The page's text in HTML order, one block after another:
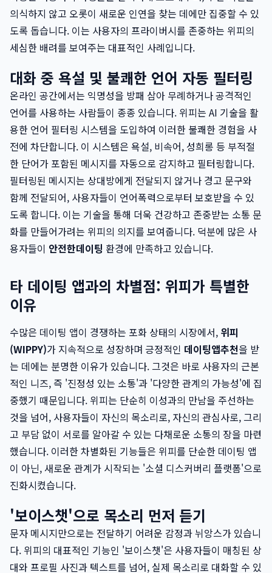
의식하지 않고 오롯이 새로운 인연을 찾는 데에만 집중할 수 있
도록 돕습니다. 이는 사용자의 프라이버시를 존중하는 위피의
세심한 배려를 보여주는 대표적인 사례입니다.
대화 중 욕설 및 불쾌한 언어 자동 필터링
온라인 공간에서는 익명성을 방패 삼아 무례하거나 공격적인
언어를 사용하는 사람들이 종종 있습니다. 위피는 AI 기술을 활
용한 언어 필터링 시스템을 도입하여 이러한 불쾌한 경험을 사
전에 차단합니다. 이 시스템은 욕설, 비속어, 성희롱 등 부적절
한 단어가 포함된 메시지를 자동으로 감지하고 필터링합니다.
필터링된 메시지는 상대방에게 전달되지 않거나 경고 문구와
함께 전달되어, 사용자들이 언어폭력으로부터 보호받을 수 있
도록 합니다. 이는 기술을 통해 더욱 건강하고 존중받는 소통 문
화를 만들어가려는 위피의 의지를 보여줍니다. 덕분에 많은 사
용자들이 안전한데이팅 환경에 만족하고 있습니다.
타 데이팅 앱과의 차별점: 위피가 특별한
이유
수많은 데이팅 앱이 경쟁하는 포화 상태의 시장에서, 위피
(WIPPY)가 지속적으로 성장하며 긍정적인 데이팅앱추천을 받
는 데에는 분명한 이유가 있습니다. 그것은 바로 사용자의 근본
적인 니즈, 즉 '진정성 있는 소통'과 '다양한 관계의 가능성'에 집
중했기 때문입니다. 위피는 단순히 이성과의 만남을 주선하는
것을 넘어, 사용자들이 자신의 목소리로, 자신의 관심사로, 그리
고 부담 없이 서로를 알아갈 수 있는 다채로운 소통의 장을 마련
했습니다. 이러한 차별화된 기능들은 위피를 단순한 데이팅 앱
이 아닌, 새로운 관계가 시작되는 '소셜 디스커버리 플랫폼'으로
진화시켰습니다.
'보이스챗'으로 목소리 먼저 듣기
문자 메시지만으로는 전달하기 어려운 감정과 뉘앙스가 있습니
다. 위피의 대표적인 기능인 '보이스챗'은 사용자들이 매칭된 상
대와 프로필 사진과 텍스트를 넘어, 실제 목소리로 대화할 수 있